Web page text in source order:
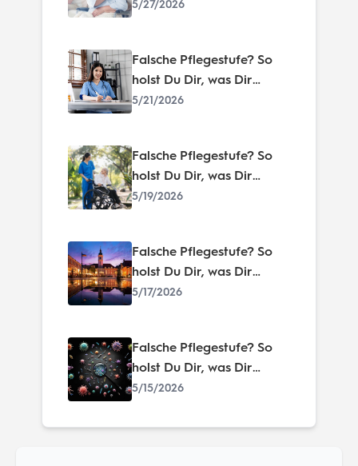
zusteht!
5/27/2026
Falsche Pflegestufe? So
holst Du Dir, was Dir
zusteht!
5/21/2026
Falsche Pflegestufe? So
holst Du Dir, was Dir
zusteht!
5/19/2026
Falsche Pflegestufe? So
holst Du Dir, was Dir
zusteht!
5/17/2026
Falsche Pflegestufe? So
holst Du Dir, was Dir
zusteht!
5/15/2026